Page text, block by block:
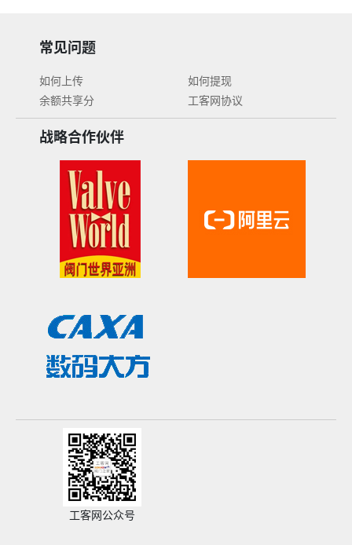
常见问题
如何上传
如何提现
余额共享分
工客网协议
战略合作伙伴
工客网公众号